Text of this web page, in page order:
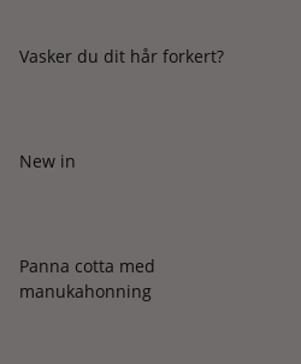
Vasker du dit hår forkert?
New in
Panna cotta med
manukahonning